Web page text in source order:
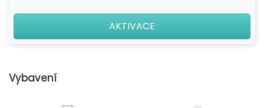
AKTIVACE
Vybavení